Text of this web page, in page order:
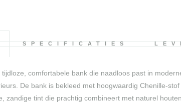
SPECIFICATIES
tijdloze, comfortabele bank die naadloos past in
De bank is bekleed met hoogwaardig Chenille-stof
zandige tint die prachtig combineert met naturel houten